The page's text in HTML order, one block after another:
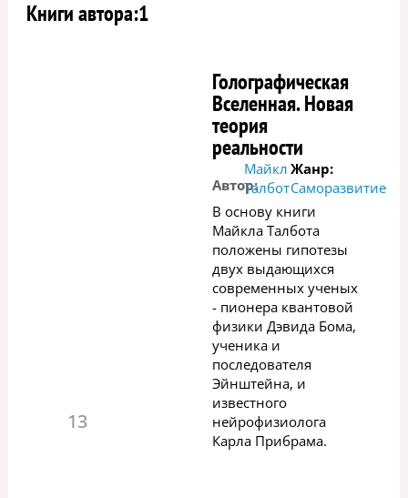
Книги автора:1
13
Голографическая
Вселенная. Новая
теория
реальности
Автор:
Майкл
Талбот
Жанр:
Саморазвитие
В основу книги
Майкла Талбота
положены гипотезы
двух выдающихся
современных ученых
- пионера квантовой
физики Дэвида Бома,
ученика и
последователя
Эйнштейна, и
известного
нейрофизиолога
Карла Прибрама.